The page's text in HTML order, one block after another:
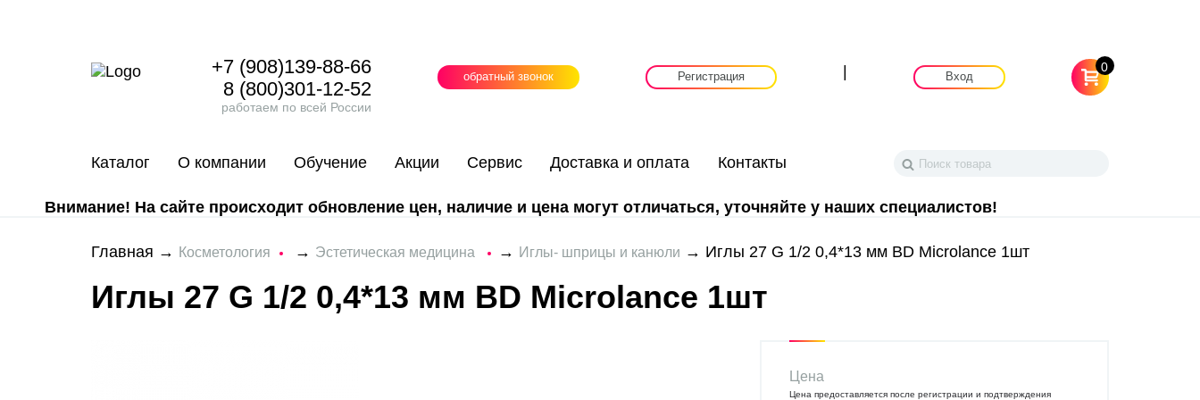
+7 (908)139-88-66
8 (800)301-12-52
работаем по всей России
обратный звонок Регистрация Вход
0
Каталог О компании Обучение Акции Сервис Доставка и оплата Контакты
Внимание! На сайте происходит обновление цен, наличие и цена могут отличаться, уточняйте у наших специалистов!
Главная → Косметология → Эстетическая медицина → Иглы- шприцы и канюли → Иглы 27 G 1/2 0,4*13 мм BD Microlance 1шт
Иглы 27 G 1/2 0,4*13 мм BD Microlance 1шт
Цена
Цена предоставляется после регистрации и подтверждения